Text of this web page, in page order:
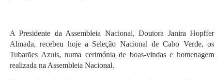
A Presidente da Assembleia Nacional, Doutora Janira Hopffer
Almada, recebeu hoje a Seleção Nacional de Cabo Verde, os
Tubarões Azuis, numa cerimónia de boas-vindas e homenagem
realizada na Assembleia Nacional.